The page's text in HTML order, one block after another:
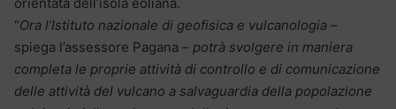
“Ora l’Istituto nazionale di geofisica e vulcanologia –
spiega l’assessore Pagana – potrà svolgere in maniera
completa le proprie attività di controllo e di comunicazione
delle attività del vulcano a salvaguardia della popolazione